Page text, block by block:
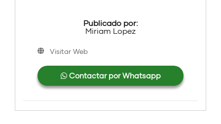
Publicado por:
Miriam Lopez
Visitar Web
Contactar por Whatsapp